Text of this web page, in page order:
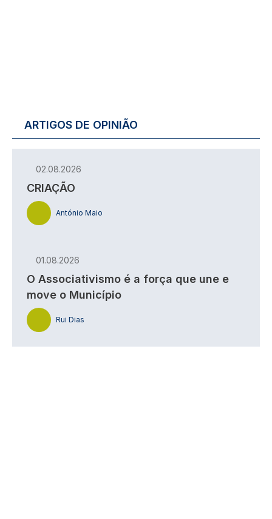
ARTIGOS DE OPINIÃO
02.08.2026
CRIAÇÃO
António Maio
01.08.2026
O Associativismo é a força que une e
move o Município
Rui Dias